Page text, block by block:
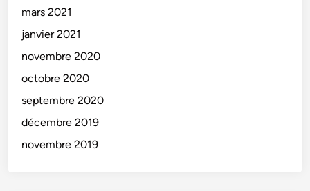
mars 2021
janvier 2021
novembre 2020
octobre 2020
septembre 2020
décembre 2019
novembre 2019